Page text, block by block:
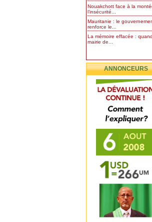
Nouakchott face à la
l’insécurité...
Mauritanie : le
renforce le...
La mémoire effacée :
mairie de...
ANNONCEURS